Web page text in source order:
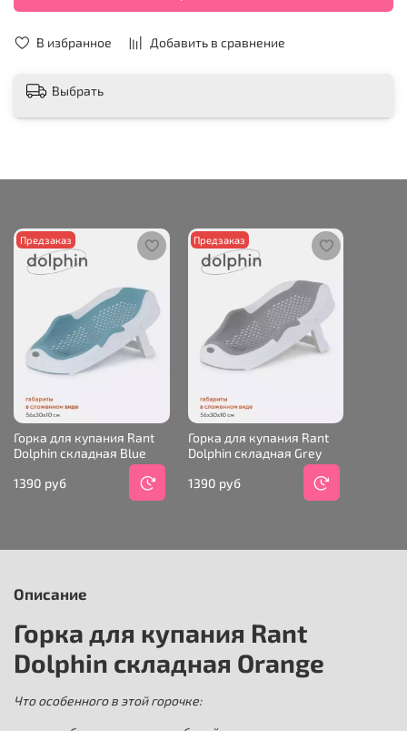
В избранное Добавить в сравнение
Выбрать
Предзаказ
Горка для купания Rant
Dolphin складная Blue
1390 руб
Предзаказ
Горка для купания Rant
Dolphin складная Grey
1390 руб
Описание
Горка для купания Rant
Dolphin складная Orange
Что особенного в этой горочке: